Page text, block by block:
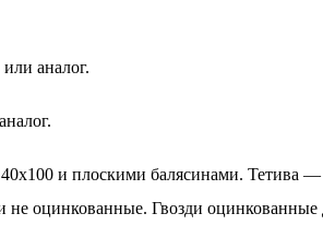
аналог.
40х100 и плоскими балясинами.
оцинкованные. Гвозди